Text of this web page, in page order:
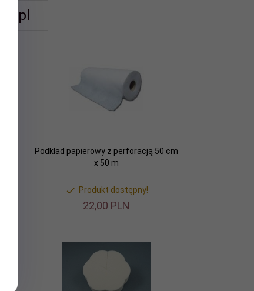
Podkład papierowy z perforacją 50 cm
x 50 m
Produkt dostępny!
22,00 PLN